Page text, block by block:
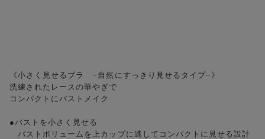
《小さく見せるブラ −自然にすっきり見せるタイプ−》
洗練されたレースの華やぎで
コンパクトにバストメイク
●バストを小さく見せる
バストボリュームを上カップに逃してコンパクトに見せる設計